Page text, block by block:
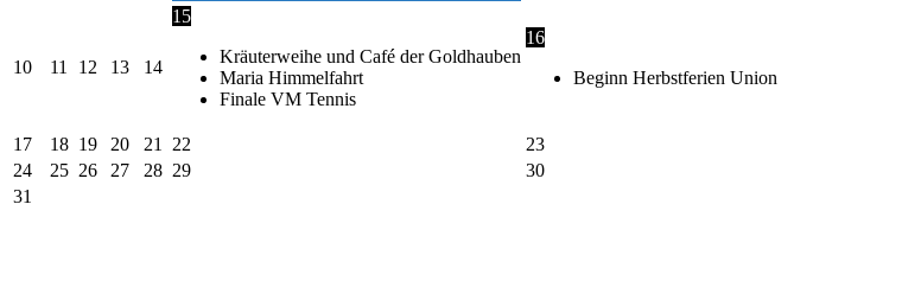
10 11 12 13 14
15
Kräuterweihe und Café der Goldhauben
Maria Himmelfahrt
Finale VM Tennis
16
Beginn Herbstferien Union
17 18 19 20 21 22
23
24
25 26 27 28 29
30
31